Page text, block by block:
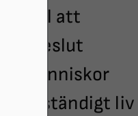
till att
beslut
människor
liv